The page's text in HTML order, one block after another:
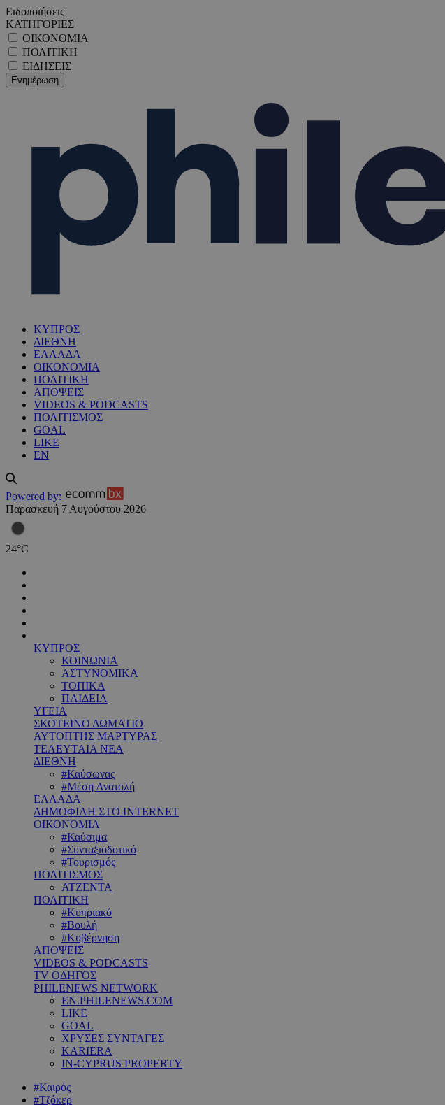
Ειδοποιήσεις
ΚΑΤΗΓΟΡΙΕΣ
ΟΙΚΟΝΟΜΙΑ
ΠΟΛΙΤΙΚΗ
ΕΙΔΗΣΕΙΣ
ΚΥΠΡΟΣ
ΔΙΕΘΝΗ
ΕΛΛΑΔΑ
ΟΙΚΟΝΟΜΙΑ
ΠΟΛΙΤΙΚΗ
ΑΠΟΨΕΙΣ
VIDEOS & PODCASTS
ΠΟΛΙΤΙΣΜΟΣ
GOAL
LIKE
EN
Powered by:
Παρασκευή 7 Αυγούστου 2026
24°C
ΚΥΠΡΟΣ
ΚΟΙΝΩΝΙΑ
ΑΣΤΥΝΟΜΙΚΑ
ΤΟΠΙΚΑ
ΠΑΙΔΕΙΑ
ΥΓΕΙΑ
ΣΚΟΤΕΙΝΟ ΔΩΜΑΤΙΟ
ΑΥΤΟΠΤΗΣ ΜΑΡΤΥΡΑΣ
ΤΕΛΕΥΤΑΙΑ ΝΕΑ
ΔΙΕΘΝΗ
#Καύσωνας
#Μέση Ανατολή
ΕΛΛΑΔΑ
ΔΗΜΟΦΙΛΗ ΣΤΟ INTERNET
ΟΙΚΟΝΟΜΙΑ
#Καύσιμα
#Συνταξιοδοτικό
#Τουρισμός
ΠΟΛΙΤΙΣΜΟΣ
ΑΤΖΕΝΤΑ
ΠΟΛΙΤΙΚΗ
#Κυπριακό
#Βουλή
#Κυβέρνηση
ΑΠΟΨΕΙΣ
VIDEOS & PODCASTS
TV ΟΔΗΓΟΣ
PHILENEWS NETWORK
EN.PHILENEWS.COM
LIKE
GOAL
ΧΡΥΣΕΣ ΣΥΝΤΑΓΕΣ
KARIERA
IN-CYPRUS PROPERTY
#Καιρός
#Τζόκερ